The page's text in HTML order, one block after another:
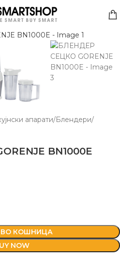
апарати Блендери
BN1000E
КОШНИЦА
NOW